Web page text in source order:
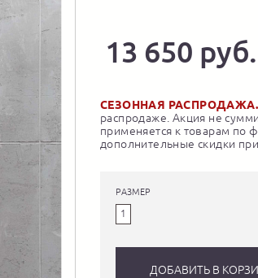
13 650 руб.
СЕЗОННАЯ РАСПРОДАЖА.
распродаже. Акция не
применяется к товарам по
дополнительные скидки
РАЗМЕР
1
ДОБАВИТЬ В